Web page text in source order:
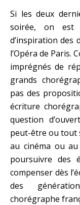
Si les deux
soirée, on est
d’inspiration des
l’Opéra de Paris.
imprégnés de
grands
pas des
écriture
question
peut-être ou tout
au cinéma ou
poursuivre des
compenser dès
des
chorégraphe